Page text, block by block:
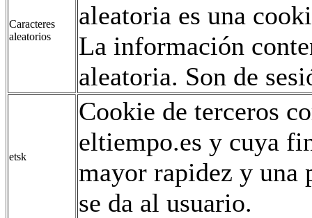
Caracteres
aleatorios
aleatoria es una
La información
aleatoria. Son de
etsk
Cookie de terceros
eltiempo.es y cuya
mayor rapidez y una
se da al usuario.